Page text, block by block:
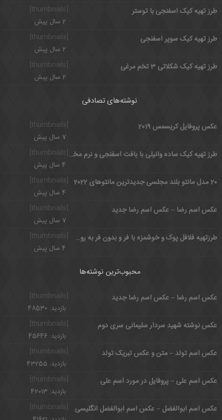
طرز تهیه کیک اسفنجی با توستر
2 سال پیش
[thumbnails]
طرز تهیه کیک سوپر اسفنجی
2 سال پیش
طرز تهیه کیک شکلاتی 3 تخم مرغی
2 سال پیش
نوشته‌های تصادفی
[thumbnails] عکس پروفایل کریسمس 2019
7 سال پیش
طرز تهیه کیک ساده وانیلی با بافت اسفنجی و نرم مخصوص عصرانه
4 سال پیش
[thumbnails]
20 مدل مانتو بلند مجلسی جدیدترین مانتوهای 2022
4 سال پیش
عکس اسم رضا – عکس اسم رضا جدید
7 سال پیش
طرزتهیه فلافل پوک و خوشمزه با فر و بدون فر به روش جنوبی
4 سال پیش
محبوب‌ترین نوشته‌ها
عکس اسم رضا – عکس اسم رضا جدید
بازدید: 48530
[thumbnails]
عکس نوشته شهید سردار سلیمانی سری دوم
بازدید: 45646
عکس اسم تولد – متن و عکس تبریک تولد
بازدید: 43255
عکس اسم علی – پروفایل در مورد اسم علی
بازدید: 42013
عکس اسم ابوالفضل – عکس اسم ابوالفضل انگلیسی